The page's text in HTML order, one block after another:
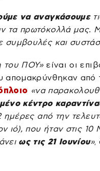
να αναγκάσουμε
τα πρωτόκολλά μας.
συμβουλές και
του ΠΟΥ»είναι οι
απομακρύνθηκαν από
«να
κέντρο
ημέρες από την
ιό), που ήταν στις 10
ως τις 21 Ιουνίου»,